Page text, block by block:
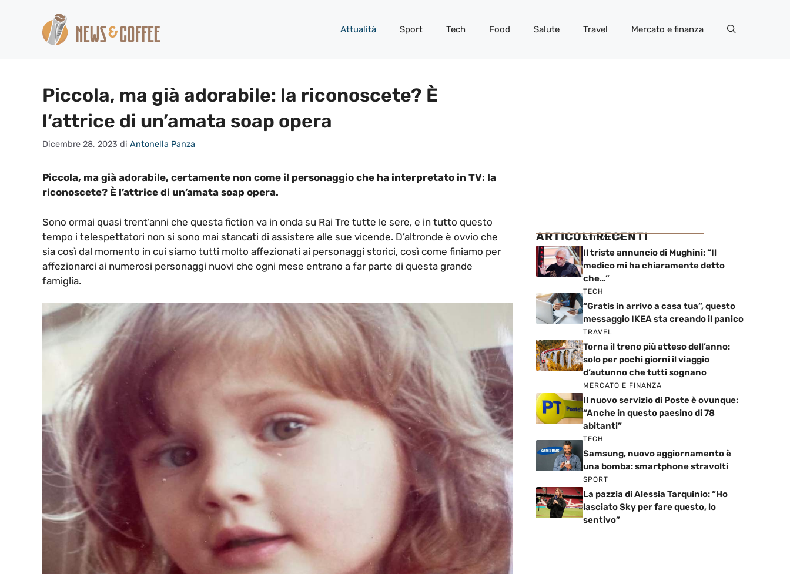
contenuto
Attualità Sport Tech Food Salute Travel Mercato e finanza
Piccola, ma già adorabile: la riconoscete? È
l’attrice di un’amata soap opera
Dicembre 28, 2023 di Antonella Panza
Piccola, ma già adorabile, certamente non come il personaggio che ha interpretato in TV: la
riconoscete? È l’attrice di un’amata soap opera.
Sono ormai quasi trent’anni che questa fiction va in onda su Rai Tre tutte le sere, e in tutto questo
tempo i telespettatori non si sono mai stancati di assistere alle sue vicende. D’altronde è ovvio che
sia così dal momento in cui siamo tutti molto affezionati ai personaggi storici, così come finiamo per
affezionarci ai numerosi personaggi nuovi che ogni mese entrano a far parte di questa grande
famiglia.
ARTICOLI RECENTI
ATTUALITÀ
Il triste annuncio di Mughini: “Il
medico mi ha chiaramente detto
che…”
TECH
“Gratis in arrivo a casa tua”, questo
messaggio IKEA sta creando il panico
TRAVEL
Torna il treno più atteso dell’anno:
solo per pochi giorni il viaggio
d’autunno che tutti sognano
MERCATO E FINANZA
Il nuovo servizio di Poste è ovunque:
“Anche in questo paesino di 78
abitanti”
TECH
Samsung, nuovo aggiornamento è
una bomba: smartphone stravolti
SPORT
La pazzia di Alessia Tarquinio: “Ho
lasciato Sky per fare questo, lo
sentivo”